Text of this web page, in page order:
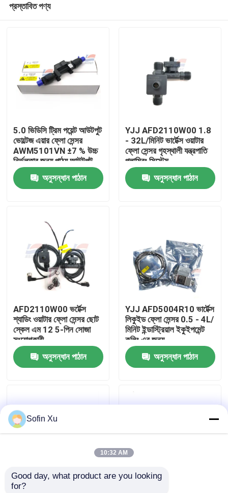
ভিআর শো
আমাদের সম্বন্ধে
কারখানা পরিদর্শন
গুণমান নিয়ন্ত্রণ
খবর
অক্সিজেন গ্যাস সেন্সর
প্রস্তাবিত পণ্য
5.0 ভিডিসি ট্রিম পয়েন্ট আউটপুট
ভোল্টেজ এয়ার ফ্লো সেন্সর
AWM5101VN ±7 % উচ্চ
নির্ভুলতার জন্য পাঠ্য আউটপুট
শিফট
অনুসন্ধান পাঠান
YJJ AFD2110W00 1.8
- 32L/মিনিট ভার্টেক্স ওয়াটার
ফ্লো সেন্সর গৃহস্থালী যন্ত্রপাতি
প্লাম্বিং সিস্টেম
অনুসন্ধান পাঠান
AFD2110W00 ভর্টেক্স
শ্যাডিং ওয়াটার ফ্লো সেন্সর ছোট
স্কেল এম 12 5-পিন সোজা
সংযোগকারী
অনুসন্ধান পাঠান
YJJ AFD5004R10 ভার্টেক্স
লিকুইড ফ্লো সেন্সর 0.5 - 4L/
মিনিট ইন্ডাস্ট্রিয়াল ইকুইপমেন্ট
কুলিং এর জন্য
অনুসন্ধান পাঠান
CAFS1000A ভর বায়ু প্রবাহ
Sofin Xu
10:32 AM
Good day, what product are you looking
for?